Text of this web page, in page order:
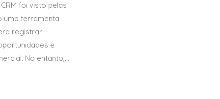
foi visto pelas
uma ferramenta
registrar
e
No entanto,...